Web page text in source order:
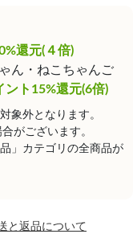
還元(４倍)
ん・ねこちゃんご
ント15%還元(6倍)
象外となります。
がございます。
」カテゴリの全商品が
と返品について